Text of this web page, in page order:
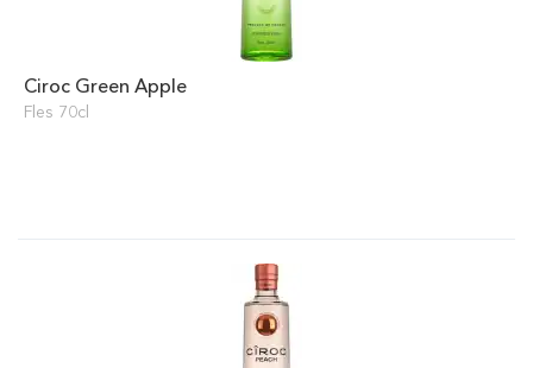
Ciroc Green Apple
Fles 70cl